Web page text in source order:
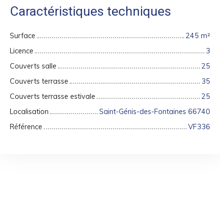
Caractéristiques techniques
Surface 245 m²
Licence
3
Couverts salle
25
Couverts terrasse
35
Couverts terrasse estivale
25
Localisation
Saint-Génis-des-Fontaines 66740
Référence
VF336